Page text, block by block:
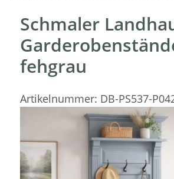
Schmaler
fehgrau
Artikelnummer: DB-PS537-